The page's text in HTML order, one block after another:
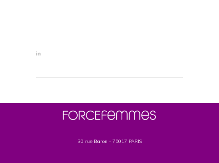
30 rue Baron - 75017 PARIS